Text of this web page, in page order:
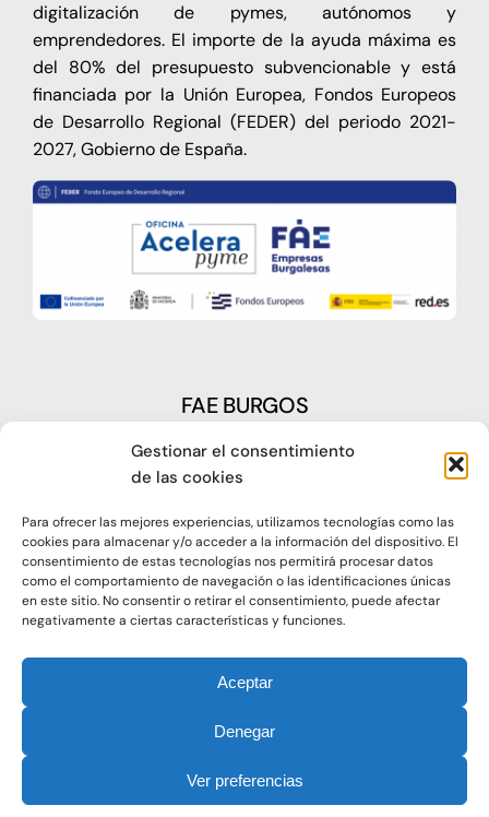
Gestionar el consentimiento
de las cookies
Para ofrecer las mejores experiencias, utilizamos tecnologías como las
cookies para almacenar y/o acceder a la información del dispositivo. El
consentimiento de estas tecnologías nos permitirá procesar datos
como el comportamiento de navegación o las identificaciones únicas
en este sitio. No consentir o retirar el consentimiento, puede afectar
negativamente a ciertas características y funciones.
Aceptar
Denegar
Ver preferencias
digitalización de pymes, autónomos y
emprendedores. El importe de la ayuda máxima es
del 80% del presupuesto subvencionable y está
financiada por la Unión Europea, Fondos Europeos
de Desarrollo Regional (FEDER) del periodo 2021-
2027, Gobierno de España.
FAE BURGOS
Plaza Castilla, nº1 – 09003 Burgos
Telf: 947 266 142
Fax: 947 273 797
oap@faeburgos.org
Política de Privacidad|